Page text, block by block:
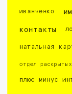
иванченко
контакты
натальная
отдел
плюс минус